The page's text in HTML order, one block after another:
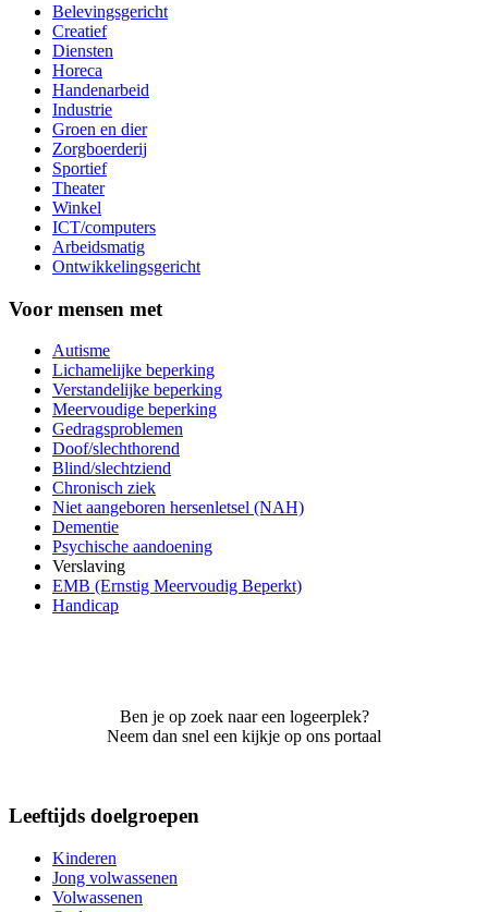
Belevingsgericht
Creatief
Diensten
Horeca
Handenarbeid
Industrie
Groen en dier
Zorgboerderij
Sportief
Theater
Winkel
ICT/computers
Arbeidsmatig
Ontwikkelingsgericht
Voor mensen met
Autisme
Lichamelijke beperking
Verstandelijke beperking
Meervoudige beperking
Gedragsproblemen
Doof/slechthorend
Blind/slechtziend
Chronisch ziek
Niet aangeboren hersenletsel (NAH)
Dementie
Psychische aandoening
Verslaving
EMB (Ernstig Meervoudig Beperkt)
Handicap
Ben je op zoek naar een logeerplek?
Neem dan snel een kijkje op ons portaal
Leeftijds doelgroepen
Kinderen
Jong volwassenen
Volwassenen